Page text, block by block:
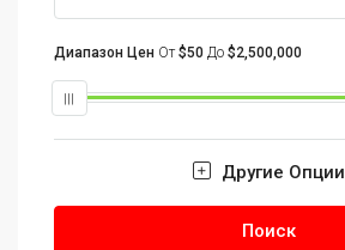
Диапазон Цен От$50 До $2,500,000
Другие Опции
Поиск